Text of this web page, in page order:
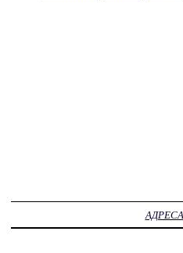
АДРЕСА